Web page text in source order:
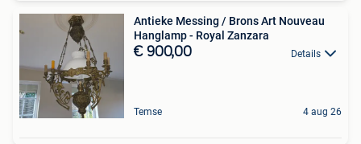
Antieke Messing / Brons Art Nouveau
Hanglamp - Royal Zanzara
€ 900,00 Details
Temse 4 aug 26